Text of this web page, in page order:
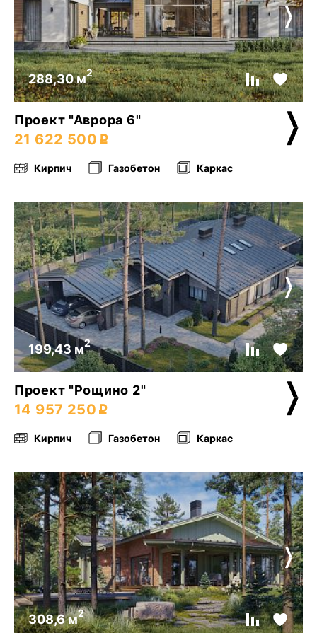
288,30 м2
Проект "Аврора 6"
21 622 500
Кирпич Газобетон Каркас
199,43 м2
Проект "Рощино 2"
14 957 250
Кирпич Газобетон Каркас
308,6 м2